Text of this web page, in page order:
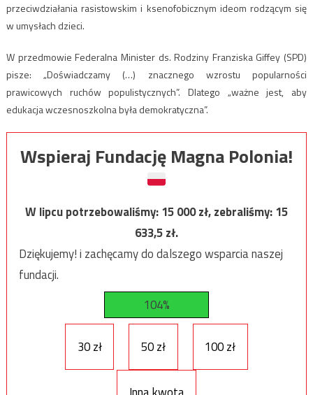
przeciwdziałania rasistowskim i ksenofobicznym ideom rodzącym się
w umysłach dzieci.
W przedmowie Federalna Minister ds. Rodziny Franziska Giffey (SPD)
pisze: „Doświadczamy (…) znacznego wzrostu popularności
prawicowych ruchów populistycznych”. Dlatego „ważne jest, aby
edukacja wczesnoszkolna była demokratyczna”.
Wspieraj Fundację Magna Polonia!
W lipcu potrzebowaliśmy:15 000zł, zebraliśmy:15
633,5zł.
Dziękujemy! i zachęcamy do dalszego wsparcia naszej
fundacji.
104%
30 zł 50 zł 100 zł